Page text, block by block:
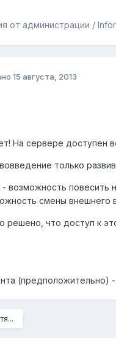
от администрации /
15 августа, 2013
На сервере доступен
только
возможность повесить
смены внешнего
решено, что доступ к
(предположительно)